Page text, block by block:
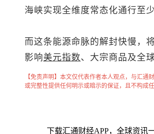
海峡实现全维度常态化通行至
而这条能源命脉的解封快慢，
影响美元指数、大宗商品及全
【免责声明】本文仅代表作者本人观点，与汇
或完整性提供任何明示或暗示的保证，且不构成
下载汇通财经APP，全球资讯